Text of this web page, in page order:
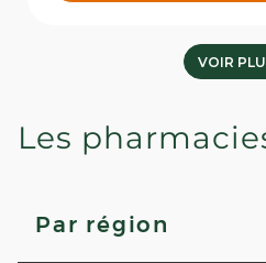
VOIR
Les
Par région